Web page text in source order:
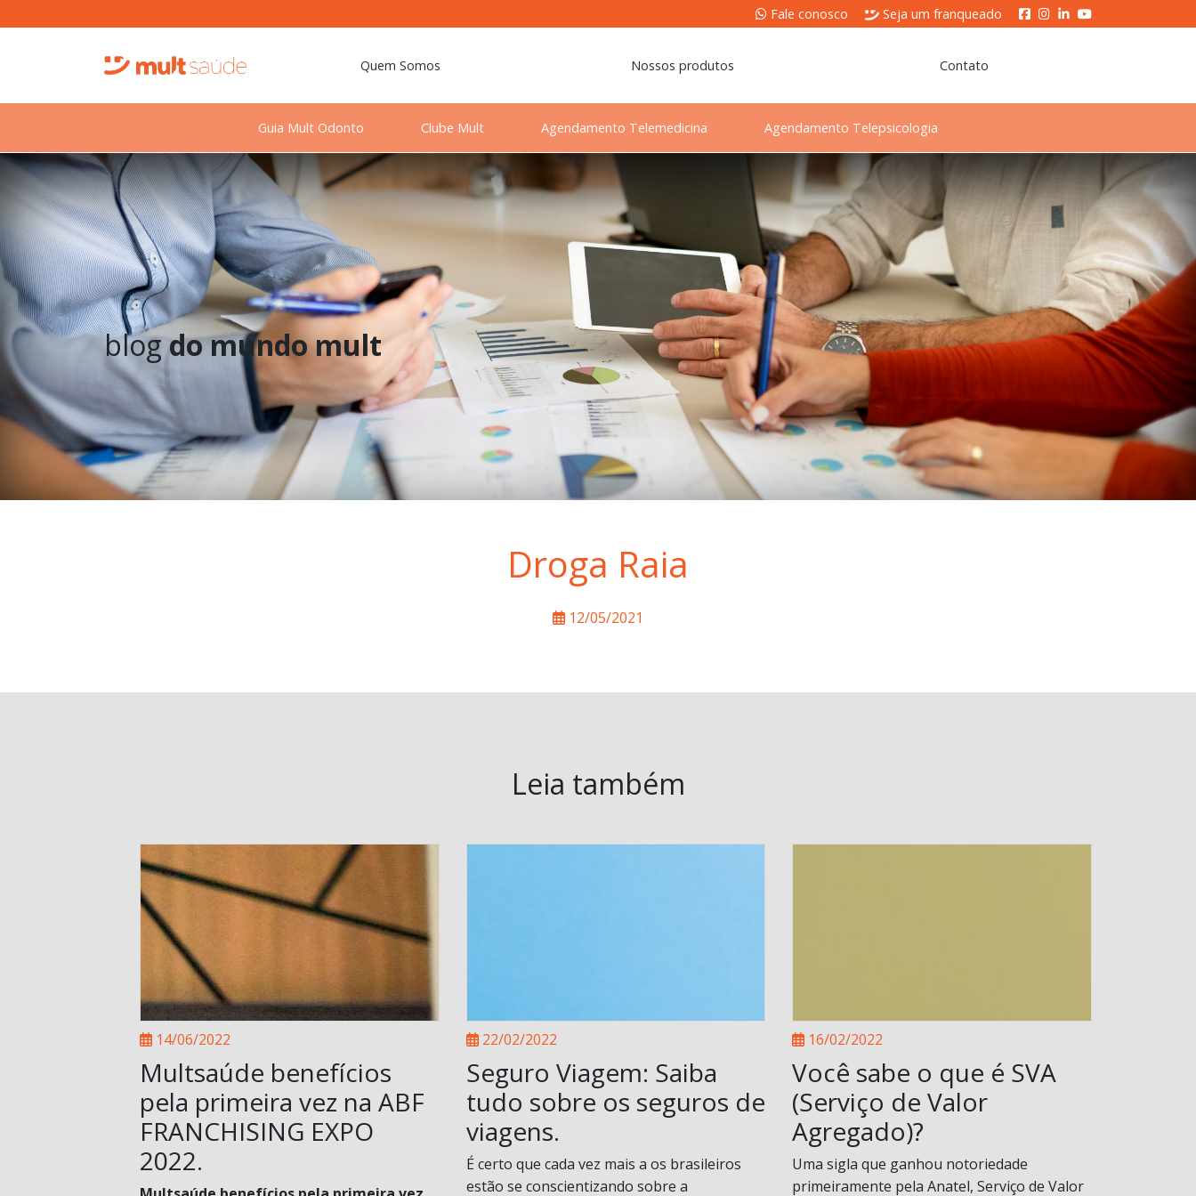
Fale conosco Seja um franqueado
Quem Somos Nossos produtos Contato
Guia Mult Odonto Clube Mult Agendamento Telemedicina Agendamento Telepsicologia
blogdo mundo mult
Droga Raia
12/05/2021
Leia também
14/06/2022
Multsaúde benefícios
pela primeira vez na ABF
FRANCHISING EXPO
2022.
22/02/2022
Seguro Viagem: Saiba
tudo sobre os seguros de
viagens.
É certo que cada vez mais a os brasileiros
estão se conscientizando sobre a
16/02/2022
Você sabe o que é SVA
(Serviço de Valor
Agregado)?
Uma sigla que ganhou notoriedade
primeiramente pela Anatel, Serviço de Valor